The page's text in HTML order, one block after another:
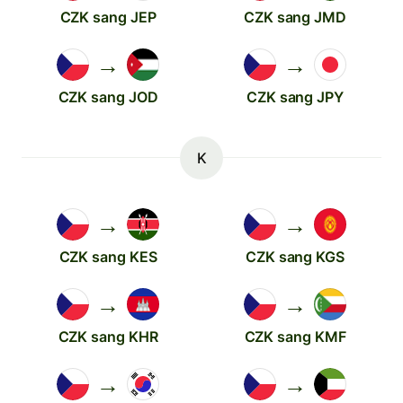
CZK sang JEP CZK sang JMD
→
CZK sang JOD
→
CZK sang JPY
K
→
CZK sang KES
→
CZK sang KGS
→
CZK sang KHR
→
CZK sang KMF
→ →